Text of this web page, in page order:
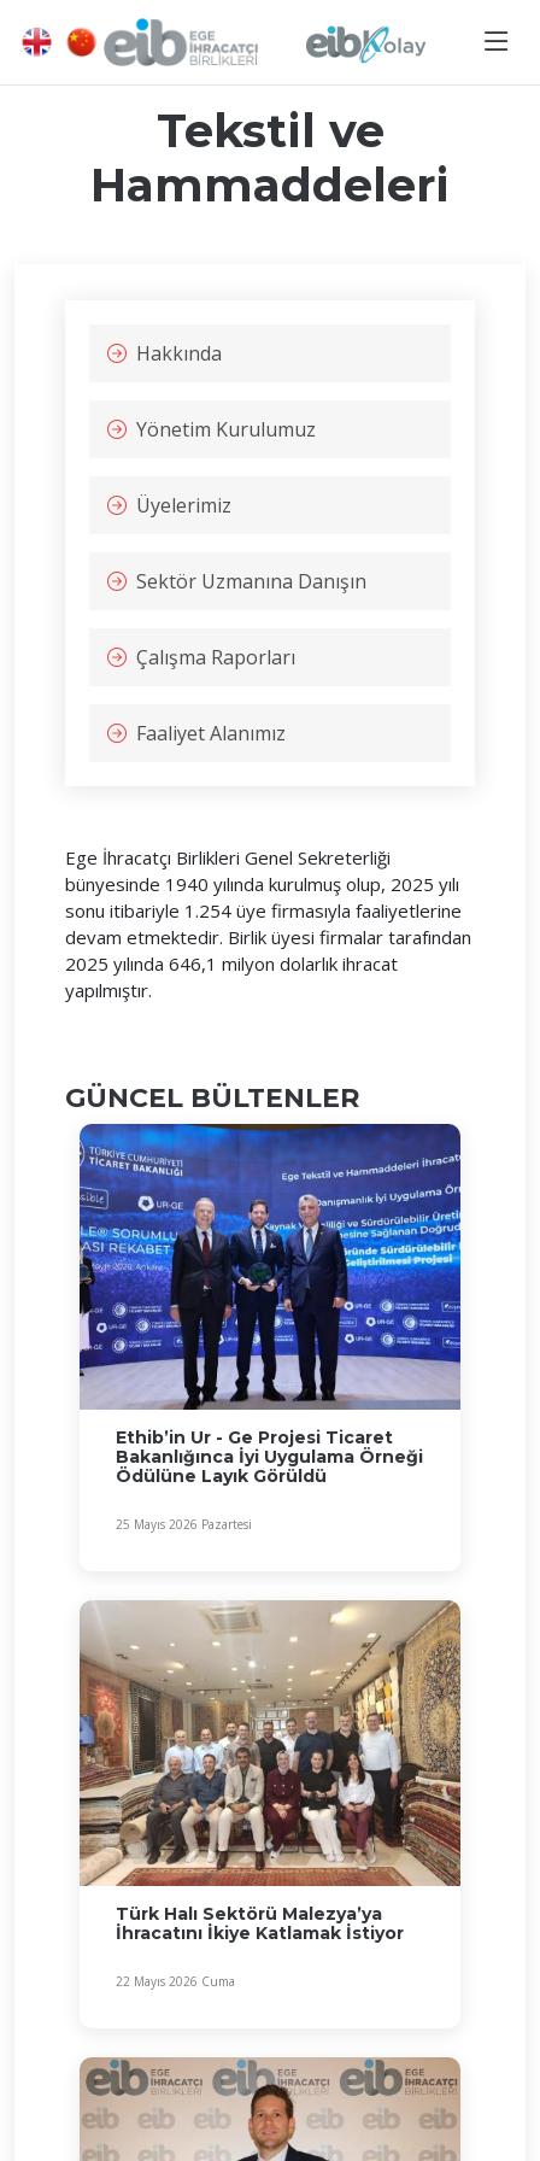
Tekstil ve
Hammaddeleri
Hakkında
Yönetim Kurulumuz
Üyelerimiz
Sektör Uzmanına Danışın
Çalışma Raporları
Faaliyet Alanımız
Ege İhracatçı Birlikleri Genel Sekreterliği
bünyesinde 1940 yılında kurulmuş olup, 2025 yılı
sonu itibariyle 1.254 üye firmasıyla faaliyetlerine
devam etmektedir. Birlik üyesi firmalar tarafından
2025 yılında 646,1 milyon dolarlık ihracat
yapılmıştır.
GÜNCEL BÜLTENLER
Ethib’in Ur - Ge Projesi Ticaret
Bakanlığınca İyi Uygulama Örneği
Ödülüne Layık Görüldü
25 Mayıs 2026 Pazartesi
Türk Halı Sektörü Malezya’ya
İhracatını İkiye Katlamak İstiyor
22 Mayıs 2026 Cuma